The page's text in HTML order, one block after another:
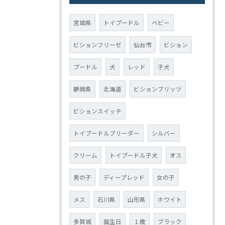
宮城県 トイプードル ベビー
ビションフリーゼ 仙台市 ビション
プードル 犬 レッド 子犬
静岡県 北海道 ビションブリッツ
ビションスイッチ
トイプードルブリーダー シルバー
クリーム トイプードル子犬 オス
男の子 ディープレッド 女の子
メス 石川県 山形県 ホワイト
多賀城 誕生日 １歳 ブラック